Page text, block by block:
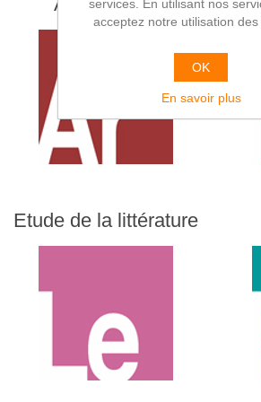
Etude de la littérature
services. En utilisant nos
acceptez notre utilisation des
OK
En savoir plus